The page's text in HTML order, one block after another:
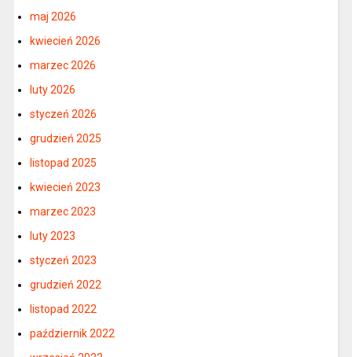
maj 2026
kwiecień 2026
marzec 2026
luty 2026
styczeń 2026
grudzień 2025
listopad 2025
kwiecień 2023
marzec 2023
luty 2023
styczeń 2023
grudzień 2022
listopad 2022
październik 2022